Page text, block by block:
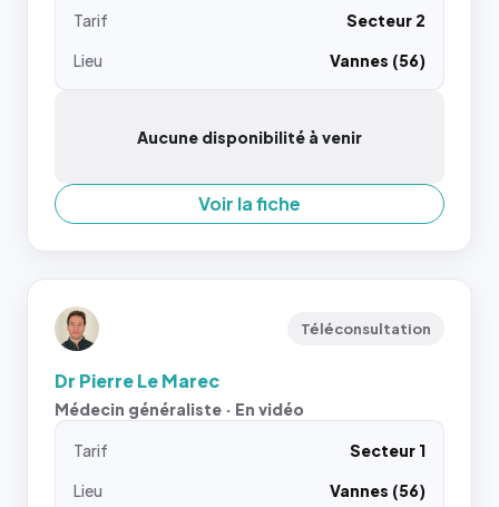
Tarif
Secteur 2
Lieu
Vannes (56)
Aucune disponibilité à venir
Voir la fiche
Téléconsultation
Dr Pierre Le Marec
Médecin généraliste · En vidéo
Tarif
Secteur 1
Lieu
Vannes (56)